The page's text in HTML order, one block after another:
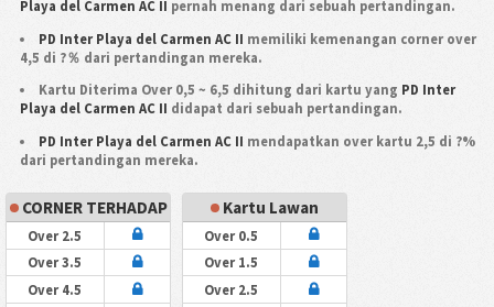
Playa del Carmen AC II pernah menang dari sebuah pertandingan.
PD Inter Playa del Carmen AC II memiliki kemenangan corner over
4,5 di ?％ dari pertandingan mereka.
Kartu Diterima Over 0,5 ~ 6,5 dihitung dari kartu yang PD Inter
Playa del Carmen AC II didapat dari sebuah pertandingan.
PD Inter Playa del Carmen AC II mendapatkan over kartu 2,5 di ?%
dari pertandingan mereka.
CORNER TERHADAP
Over 2.5
Over 3.5
Over 4.5
Kartu Lawan
Over 0.5
Over 1.5
Over 2.5